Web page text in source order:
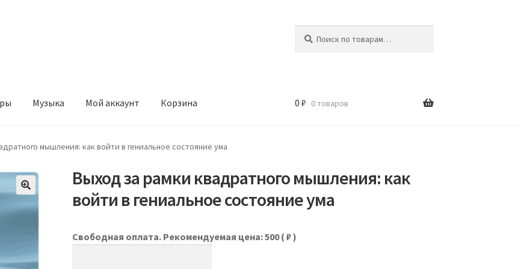
Музыка Мой аккаунт Корзина 0 ₽ 0 товаров
мышления: как войти в гениальное состояние ума
Выход за рамки квадратного мышления: как
войти в гениальное состояние ума
Свободная оплата. Рекомендуемая цена: 500( ₽ )